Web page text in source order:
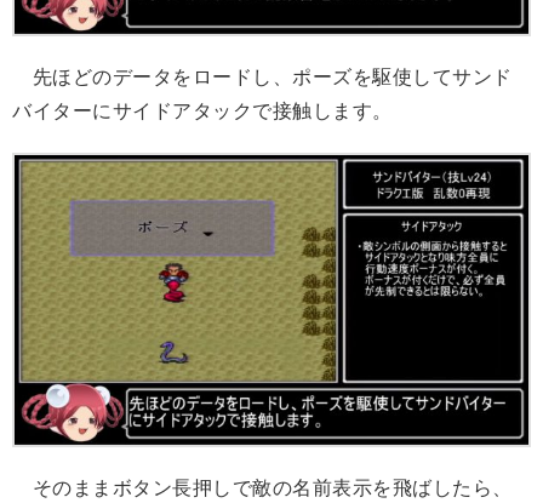
先ほどのデータをロードし、ポーズを駆使してサンド
バイターにサイドアタックで接触します。
そのままボタン長押しで敵の名前表示を飛ばしたら、